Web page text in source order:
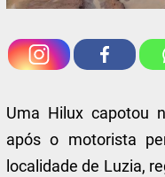
Uma Hilux capotou
após o motorista
localidade de Luzia,